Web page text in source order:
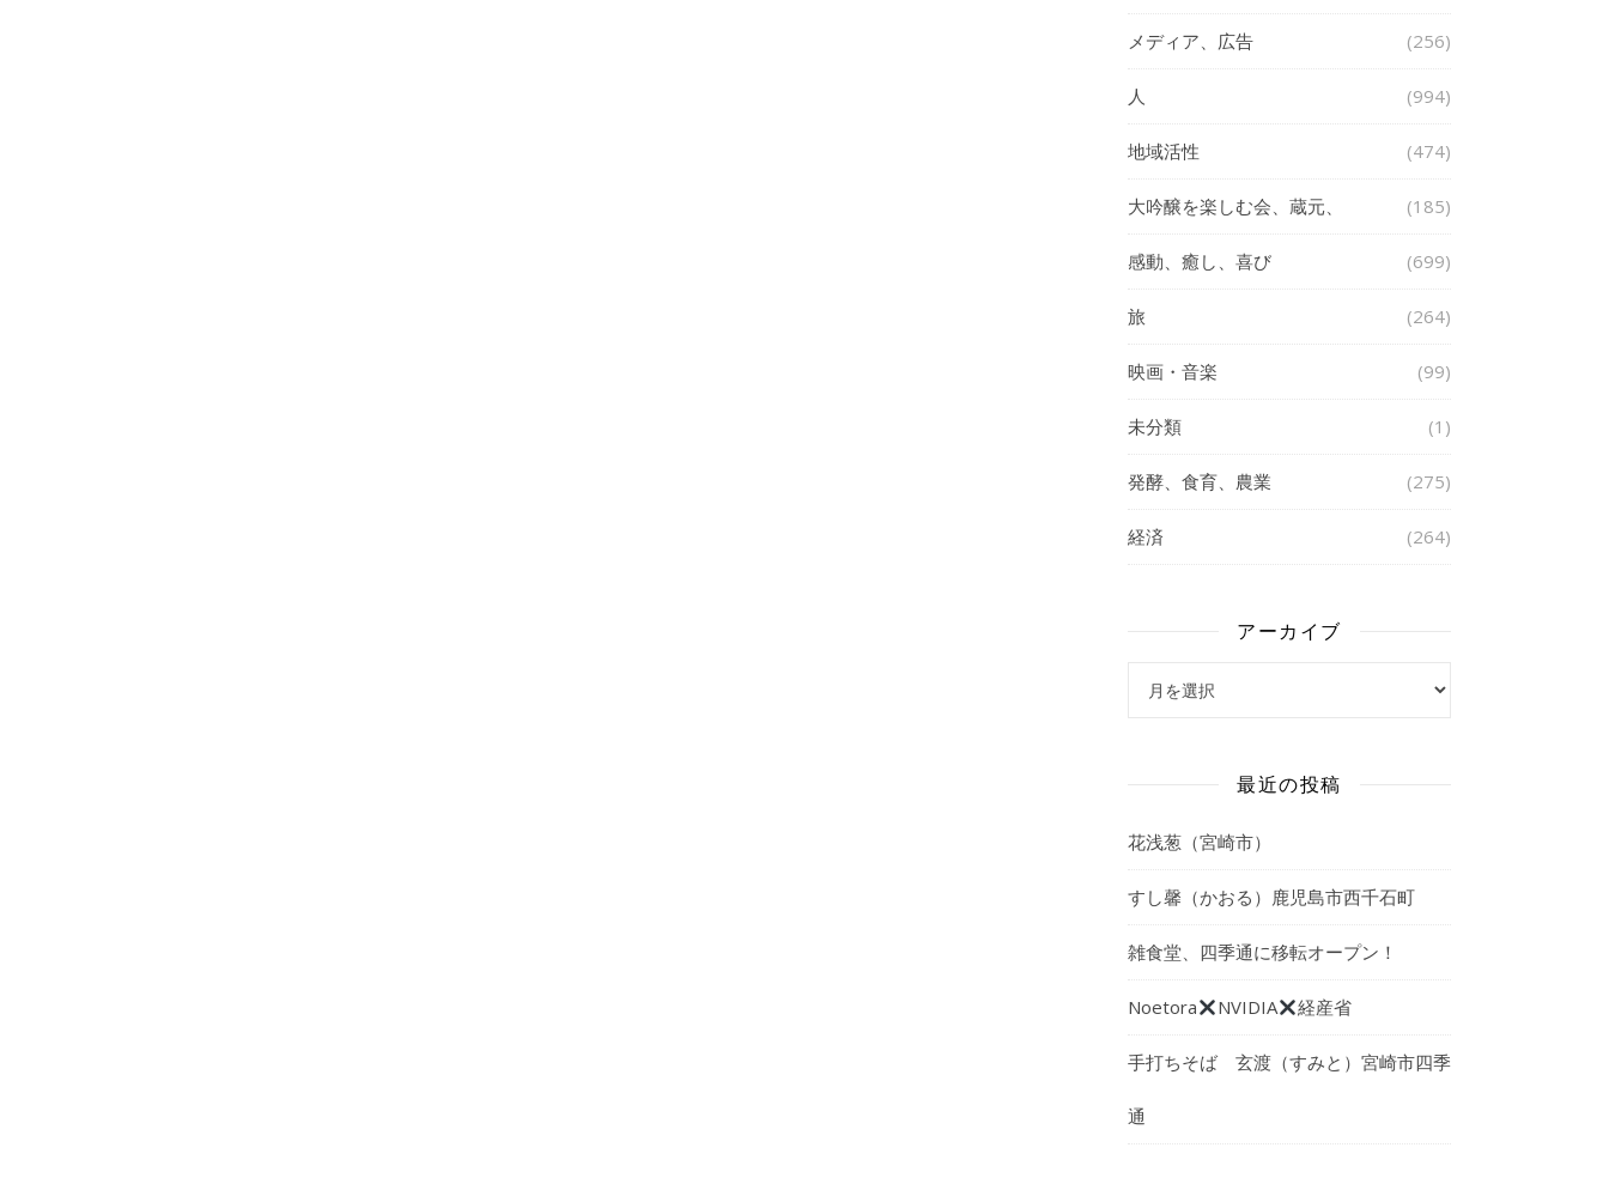
メディア、広告 (256)
人 (994)
地域活性 (474)
大吟醸を楽しむ会、蔵元、 (185)
感動、癒し、喜び (699)
旅 (264)
映画・音楽 (99)
未分類 (1)
発酵、食育、農業 (275)
経済 (264)
アーカイブ
最近の投稿
花浅葱（宮崎市）
すし馨（かおる）鹿児島市西千石町
雑食堂、四季通に移転オープン！
Noetora NVIDIA 経産省
手打ちそば 玄渡（すみと）宮崎市四季
通